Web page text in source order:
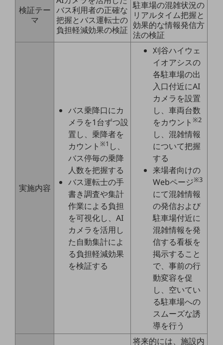
人材不足解消
業種・業態で探す
業種・業態で探すTOP
小売業
キーワードで探す
法人向けスマホ・携帯に関する、
おすすめの機種、料金やサービスをご紹介
ビジネス向けスマートフォン
検証テー
マ
バス利用者の正確な
把握とバス運転士の
負担軽減効果の検証
駐車場の混雑状況の
リアルタイム把握と
効果的な情報発信方
法の検証
実施内容
バス乗降口にカ
メラを1台ずつ設
置し、乗降者を
カウント※1 し、
バス停毎の乗降
人数を把握する
バス運転士の手
書き調査や集計
作業による負担
を可視化し、AI
カメラを活用し
た自動集計によ
る負担軽減効果
を検証する
刈谷ハイウェ
イオアシスの
各駐車場の出
入口付近にAI
カメラを設置
し、車両台数
をカウント※2
し、混雑情報
について把握
する
来場者向けの
Webページ※3
にて混雑情報
の発信および
駐車場付近に
混雑情報を発
信する看板を
掲示すること
で、事前の行
動変容を促
し、空いてい
る駐車場への
スムーズな誘
導を行う
将来的には、施設内